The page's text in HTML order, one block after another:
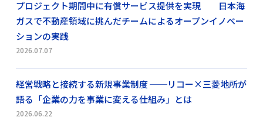
プロジェクト期間中に有償サービス提供を実現 日本海
ガスで不動産領域に挑んだチームによるオープンイノベー
ションの実践
2026.07.07
経営戦略と接続する新規事業制度 ──リコー×三菱地所が
語る「企業の力を事業に変える仕組み」とは
2026.06.22